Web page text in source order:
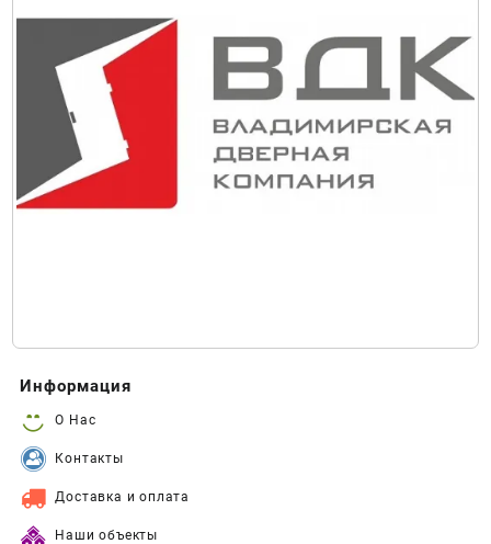
Информация
О Нас
Контакты
Доставка и оплата
Наши объекты